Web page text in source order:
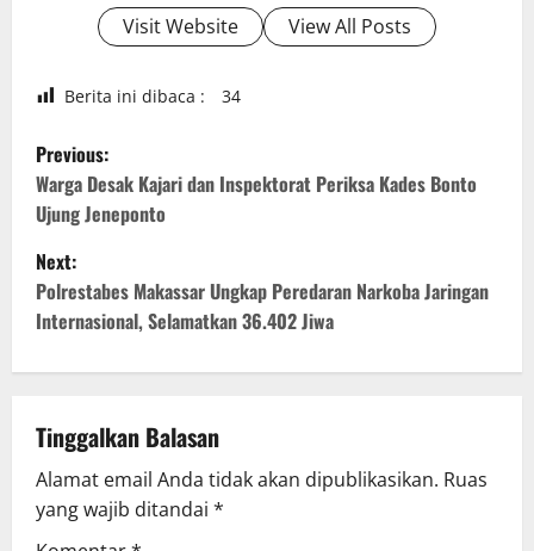
Visit Website View All Posts
Berita ini dibaca : 34
P
o
s
t
n
v
i
Previous:
Warga Desak Kajari dan Inspektorat Periksa Kades Bonto
Ujung Jeneponto
Next:
Polrestabes Makassar Ungkap Peredaran Narkoba Jaringan
Internasional, Selamatkan 36.402 Jiwa
Tinggalkan Balasan
Alamat email Anda tidak akan dipublikasikan. Ruas
yang wajib ditandai *